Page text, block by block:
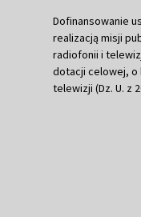
Dofinansowanie
realizacją misji
radiofonii i
dotacji celowej, o
telewizji (Dz. U. z